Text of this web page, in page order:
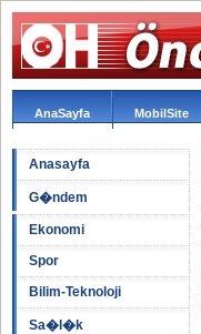
AnaSayfa MobilSite
Anasayfa
G�ndem
Ekonomi
Spor
Bilim-Teknoloji
Sa�l�k